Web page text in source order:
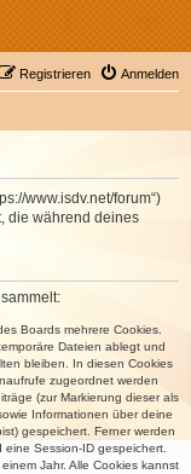
Anmelden
Registrieren
www.isdv.net/forum“)
die während deines
Boards mehrere Cookies.
Dateien ablegt und
bleiben. In diesen Cookies
zugeordnet werden
(zur Markierung dieser als
Informationen über deine
gespeichert. Ferner werden
Session-ID gespeichert.
Jahr. Alle Cookies kannst